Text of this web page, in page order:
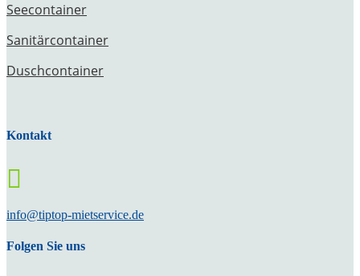
Seecontainer
Sanitärcontainer
Duschcontainer
Kontakt

info@tiptop-mietservice.de
Folgen Sie uns